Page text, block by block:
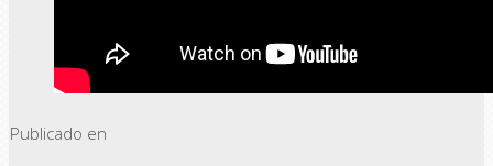
Publicado en